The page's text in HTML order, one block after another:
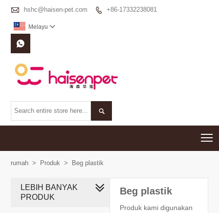
 hshc@haisen-pet.com  +86-17332238081
Melayu 


rumah > Produk > Beg plastik
Beg plastik
Produk kami digunakan
LEBIH BANYAK
PRODUK